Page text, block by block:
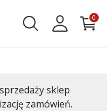
0
sklep
zamówień.